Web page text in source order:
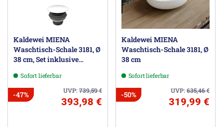
Kaldewei MIENA
Waschtisch-Schale 3181, Ø
38 cm, Set inklusive
Sofort lieferbar
UVP:739,59€
-47%
393,98 €
Kaldewei MIENA
Waschtisch-Schale 3181, Ø
38 cm
Sofort lieferbar
UVP:635,46€
-50%
319,99 €